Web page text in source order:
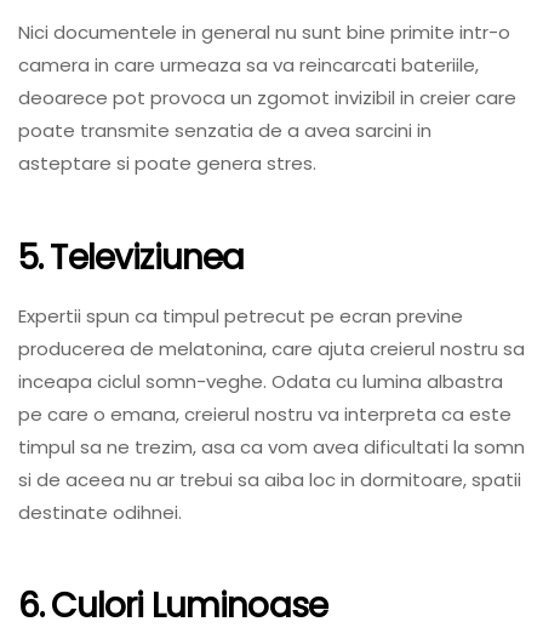
Nici documentele in general nu sunt bine primite intr-o
camera in care urmeaza sa va reincarcati bateriile,
deoarece pot provoca un zgomot invizibil in creier care
poate transmite senzatia de a avea sarcini in
asteptare si poate genera stres.
5. Televiziunea
Expertii spun ca timpul petrecut pe ecran previne
producerea de melatonina, care ajuta creierul nostru sa
inceapa ciclul somn-veghe. Odata cu lumina albastra
pe care o emana, creierul nostru va interpreta ca este
timpul sa ne trezim, asa ca vom avea dificultati la somn
si de aceea nu ar trebui sa aiba loc in dormitoare, spatii
destinate odihnei.
6. Culori Luminoase